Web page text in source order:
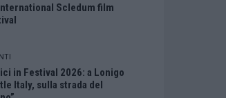
Scledum film
in Festival 2026: a Lonigo
Italy, sulla strada del